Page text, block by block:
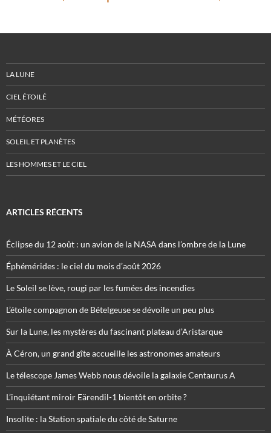
LA LUNE
CIEL ÉTOILÉ
MÉTÉORES
SOLEIL ET PLANÈTES
LES HOMMES ET LE CIEL
ARTICLES RÉCENTS
Éclipse du 12 août : un avion de la NASA dans l’ombre de la Lune
Éphémérides : le ciel du mois d’août 2026
Le Soleil se lève, rougi par les fumées des incendies
L’étoile compagnon de Bételgeuse se dévoile un peu plus
Sur la Lune, les mystères du fascinant plateau d’Aristarque
À Céron, un grand gîte accueille les astronomes amateurs
Le télescope James Webb nous dévoile la galaxie Centaurus A
L’inquiétant miroir Eärendil-1 bientôt en orbite ?
Insolite : la Station spatiale du côté de Saturne